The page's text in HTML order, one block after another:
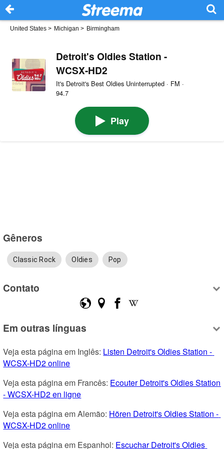
United States > Michigan > Birmingham
Detroit's Oldies Station -
WCSX-HD2
It's Detroit's Best Oldies Uninterrupted · FM ·
94.7
Play
Gêneros
Classic Rock Oldies Pop
Contato
Em outras línguas
Veja esta página em Inglês: Listen Detroit's Oldies Station -
WCSX-HD2 online
Veja esta página em Francês: Ecouter Detroit's Oldies Station
- WCSX-HD2 en ligne
Veja esta página em Alemão: Hören Detroit's Oldies Station -
WCSX-HD2 online
Veja esta página em Espanhol: Escuchar Detroit's Oldies